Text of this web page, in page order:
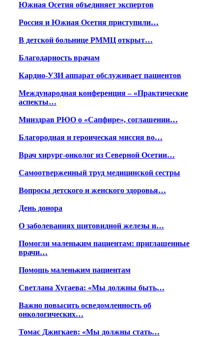
Южная Осетия объединяет экспертов
Россия и Южная Осетия приступили…
В детской больнице РММЦ открыт…
Благодарность врачам
Кардио-УЗИ аппарат обслуживает пациентов
Международная конференция – «Практические
аспекты…
Минздрав РЮО о «Сапфире», соглашении…
Благородная и героическая миссия во…
Врач хирург-онколог из Северной Осетии…
Самоотверженный труд медицинской сестры
Вопросы детского и женского здоровья…
День донора
О заболеваниях щитовидной железы и…
Помогли маленьким пациентам: приглашенные
врачи…
Помощь маленьким пациентам
Светлана Хугаева: «Мы должны быть…
Важно повысить осведомленность об
онкологических…
Томас Джигкаев: «Мы должны стать…